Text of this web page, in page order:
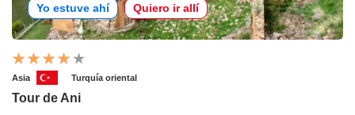
Yo estuve ahí Quiero ir allí
Asia Turquía oriental
Tour de Ani